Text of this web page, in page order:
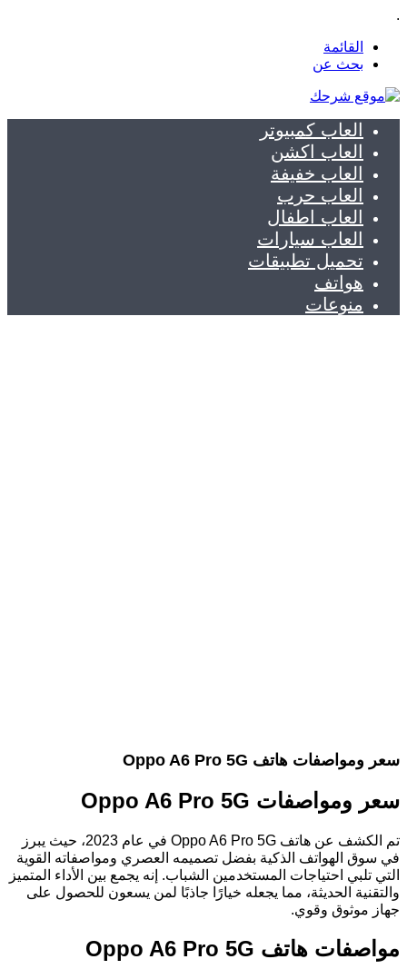
.
القائمة
بحث عن
العاب كمبيوتر
العاب اكشن
العاب خفيفة
العاب حرب
العاب اطفال
العاب سيارات
تحميل تطبيقات
هواتف
منوعات
سعر ومواصفات هاتف Oppo A6 Pro 5G
سعر ومواصفات Oppo A6 Pro 5G
تم الكشف عن هاتف Oppo A6 Pro 5G في عام 2023، حيث يبرز
في سوق الهواتف الذكية بفضل تصميمه العصري ومواصفاته القوية
التي تلبي احتياجات المستخدمين الشباب. إنه يجمع بين الأداء المتميز
والتقنية الحديثة، مما يجعله خيارًا جاذبًا لمن يسعون للحصول على
جهاز موثوق وقوي.
مواصفات هاتف Oppo A6 Pro 5G